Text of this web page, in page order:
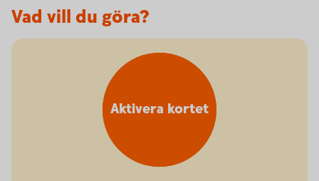
Vad vill du göra?
Aktivera kortet